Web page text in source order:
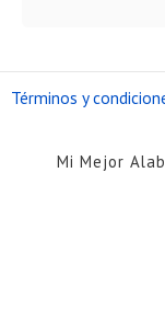
Términos y
Mi Mejor